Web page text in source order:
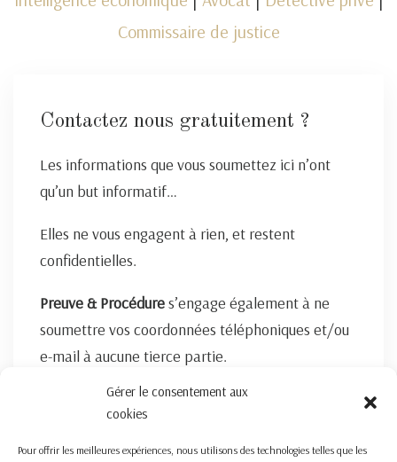
Gérer le consentement aux
cookies
Pour offrir les meilleures expériences, nous utilisons des technologies telles que les
Commissaire de justice
Contactez nous gratuitement ?
Les informations que vous soumettez ici n’ont
qu’un but informatif…
Elles ne vous engagent à rien, et restent
confidentielles.
Preuve & Procédures’engage également à ne
soumettre vos coordonnées téléphoniques et/ou
e-mail à aucune tierce partie.
FORMULAIRE DE CONTACT ICI